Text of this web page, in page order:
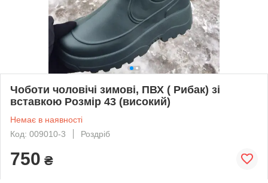
Чоботи чоловічі зимові, ПВХ ( Рибак) зі
вставкою Розмір 43 (високий)
Немає в наявності
Код: 009010-3
Роздріб
750 ₴